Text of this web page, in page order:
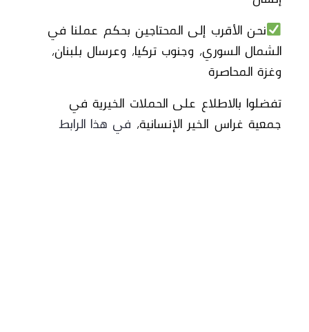
نحن الأقرب إلى المحتاجين بحكم عملنا في
الشمال السوري، وجنوب تركيا، وعرسال بلبنان،
وغزة المحاصرة
تفضلوا بالاطلاع على الحملات الخيرية في
جمعية غراس الخير الإنسانية، في هذا الرابط